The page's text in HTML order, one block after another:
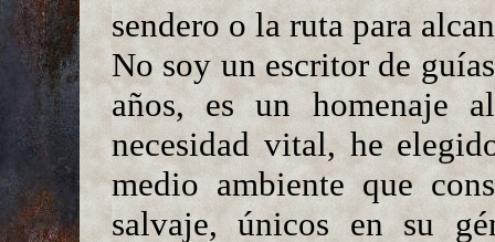
sendero o la ruta para
No soy un escritor de
años, es un homenaje
necesidad vital, he
medio ambiente que
salvaje, únicos en su